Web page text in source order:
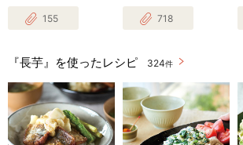
155 718
『長芋』を使ったレシピ 324件